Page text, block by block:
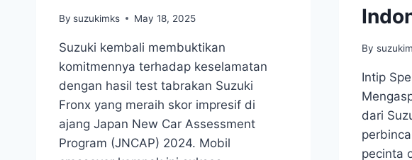
By suzukimks May 18, 2025
Suzuki kembali membuktikan
komitmennya terhadap keselamatan
dengan hasil test tabrakan Suzuki
Fronx yang meraih skor impresif di
ajang Japan New Car Assessment
Program (JNCAP) 2024. Mobil
By
Intip
dari
pecinta